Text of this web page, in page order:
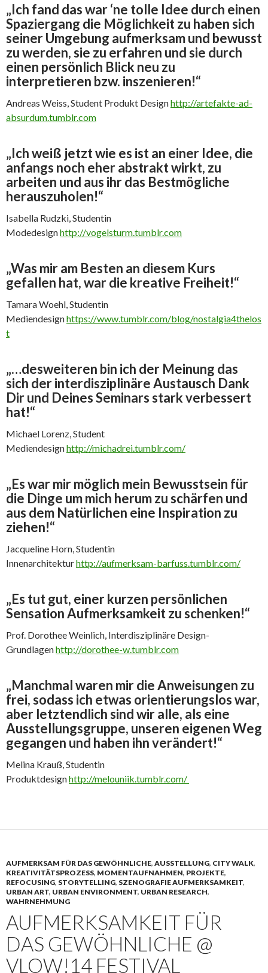
„Ich fand das war ‘ne tolle Idee durch einen
Spaziergang die Möglichkeit zu haben sich
seiner Umgebung aufmerksam und bewusst
zu werden, sie zu erfahren und sie durch
einen persönlich Blick neu zu
interpretieren bzw. inszenieren!“
Andreas Weiss, Student Produkt Designhttp://artefakte-ad-
absurdum.tumblr.com
„Ich weiß jetzt wie es ist an einer Idee, die
anfangs noch eher abstrakt wirkt, zu
arbeiten und aus ihr das Bestmögliche
herauszuholen!“
Isabella Rudzki, Studentin
Modedesignhttp://vogelsturm.tumblr.com
„Was mir am Besten an diesem Kurs
gefallen hat, war die kreative Freiheit!“
Tamara Woehl, Studentin
Mediendesignhttps://www.tumblr.com/blog/nostalgia4thelos
t
„…desweiteren bin ich der Meinung das
sich der interdisziplinäre Austausch Dank
Dir und Deines Seminars stark verbessert
hat!“
Michael Lorenz, Student
Mediendesignhttp://michadrei.tumblr.com/
„Es war mir möglich mein Bewusstsein für
die Dinge um mich herum zu schärfen und
aus dem Natürlichen eine Inspiration zu
ziehen!“
Jacqueline Horn, Studentin
Innenarchitekturhttp://aufmerksam-barfuss.tumblr.com/
„Es tut gut, einer kurzen persönlichen
Sensation Aufmerksamkeit zu schenken!“
Prof. Dorothee Weinlich, Interdisziplinäre Design-
Grundlagenhttp://dorothee-w.tumblr.com
„Manchmal waren mir die Anweisungen zu
frei, sodass ich etwas orientierungslos war,
aber letztendlich sind wir alle, als eine
Ausstellungsgruppe, unseren eigenen Weg
gegangen und haben ihn verändert!“
Melina Krauß, Studentin
Produktdesignhttp://melouniik.tumblr.com/
AUFMERKSAM FÜR DAS GEWÖHNLICHE, AUSSTELLUNG, CITY WALK,
KREATIVITÄTSPROZESS, MOMENTAUFNAHMEN, PROJEKTE,
REFOCUSING, STORYTELLING, SZENOGRAFIE AUFMERKSAMKEIT,
URBAN ART, URBAN ENVIRONMENT, URBAN RESEARCH,
WAHRNEHMUNG
AUFMERKSAMKEIT FÜR
DAS GEWÖHNLICHE @
VLOW!14 FESTIVAL